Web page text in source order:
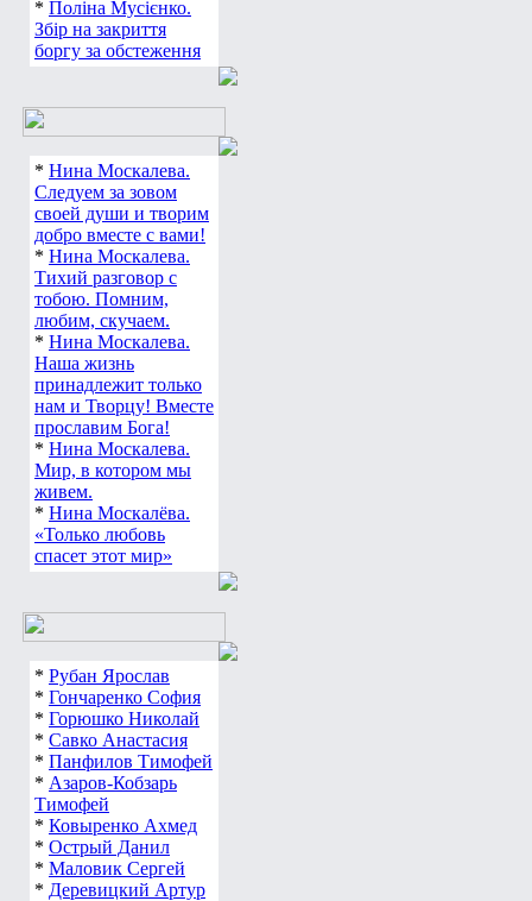
* Поліна Мусієнко.
Збір на закриття
боргу за обстеження
* Нина Москалева.
Следуем за зовом
своей души и творим
добро вместе с вами!
* Нина Москалева.
Тихий разговор с
тобою. Помним,
любим, скучаем.
* Нина Москалева.
Наша жизнь
принадлежит только
нам и Творцу! Вместе
прославим Бога!
* Нина Москалева.
Мир, в котором мы
живем.
* Нина Москалёва.
«Только любовь
спасет этот мир»
* Рубан Ярослав
* Гончаренко София
* Горюшко Николай
* Савко Анастасия
* Панфилов Тимофей
* Азаров-Кобзарь
Тимофей
* Ковыренко Ахмед
* Острый Данил
* Маловик Сергей
* Деревицкий Артур